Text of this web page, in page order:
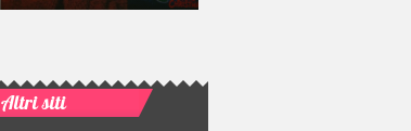
Altri siti